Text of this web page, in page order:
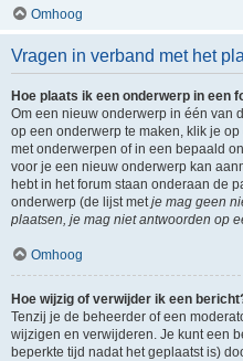
Omhoog
Vragen in verband met het
Hoe plaats ik een onderwerp in een
Om een nieuw onderwerp in één van
op een onderwerp te maken, klik je
met onderwerpen of in een bepaald
voor je een nieuw onderwerp kan
hebt in het forum staan onderaan de
onderwerp (de lijst metje mag geen
plaatsen, je mag niet antwoorden op
Omhoog
Hoe wijzig of verwijder ik een
Tenzij je de beheerder of een
wijzigen en verwijderen. Je kunt een
beperkte tijd nadat het geplaatst is)